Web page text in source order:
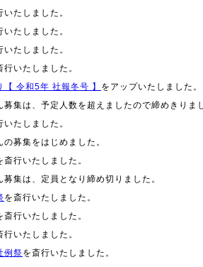
いたしました。
いたしました。
いたしました。
行いたしました。
【 令和5年 社報冬号 】 をアップいたしました。
募集は、予定人数を超えましたので締めきりま
いたしました。
募集をはじめました。
斎行いたしました。
募集は、定員となり締め切りました。
を斎行いたしました。
斎行いたしました。
行いたしました。
例祭を斎行いたしました。